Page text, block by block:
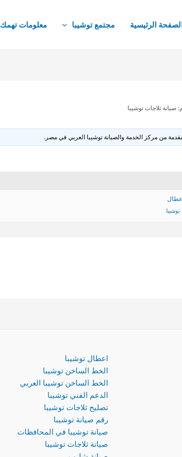
الصفحة الرئيسية مجتمع توشيبا معلومات تهمك
ثلاجات توشيبا
من مركز الخدمة والصيانة توشيبا العربي في مصر.
اعطال توشيبا
الخط الساخن توشيبا
الخط الساخن توشيبا العربي
الدعم الفني توشيبا
تصليح ثلاجات توشيبا
رقم صيانة توشيبا
صيانة توشيبا في المحافظات
صيانة ثلاجات توشيبا